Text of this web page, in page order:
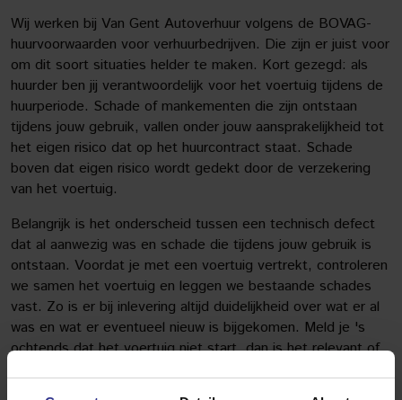
Wij werken bij Van Gent Autoverhuur volgens de BOVAG-
huurvoorwaarden voor verhuurbedrijven. Die zijn er juist voor
om dit soort situaties helder te maken. Kort gezegd: als
huurder ben jij verantwoordelijk voor het voertuig tijdens de
huurperiode. Schade of mankementen die zijn ontstaan
tijdens jouw gebruik, vallen onder jouw aansprakelijkheid tot
het eigen risico dat op het huurcontract staat. Schade
boven dat eigen risico wordt gedekt door de verzekering
van het voertuig.
Belangrijk is het onderscheid tussen een technisch defect
dat al aanwezig was en schade die tijdens jouw gebruik is
ontstaan. Voordat je met een voertuig vertrekt, controleren
we samen het voertuig en leggen we bestaande schades
vast. Zo is er bij inlevering altijd duidelijkheid over wat er al
was en wat er eventueel nieuw is bijgekomen. Meld je 's
ochtends dat het voertuig niet start, dan is het relevant of